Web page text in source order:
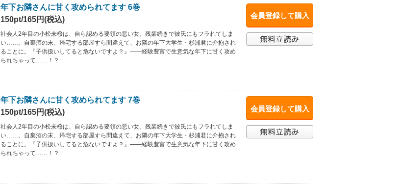
会員登録して購入
年下お隣さんに甘く攻められてます 6巻
150pt/165円(税込)
社会人2年目の小松未桜は、自ら認める要領の悪い女。残業続きで彼氏にもフラれてしま
い……。自棄酒の末、帰宅する部屋すら間違えて、お隣の年下大学生・杉浦君に介抱され
ることに。『子供扱いしてると危ないですよ？』――経験豊富で生意気な年下に甘く攻め
られちゃって……！？
会員登録して購入
年下お隣さんに甘く攻められてます 7巻
150pt/165円(税込)
社会人2年目の小松未桜は、自ら認める要領の悪い女。残業続きで彼氏にもフラれてしま
い……。自棄酒の末、帰宅する部屋すら間違えて、お隣の年下大学生・杉浦君に介抱され
ることに。『子供扱いしてると危ないですよ？』――経験豊富で生意気な年下に甘く攻め
られちゃって……！？